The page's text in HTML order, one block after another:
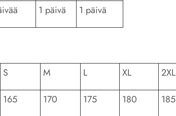
1 päivä 1 päivä
S M L XL 2XL
165 170 175 180 185